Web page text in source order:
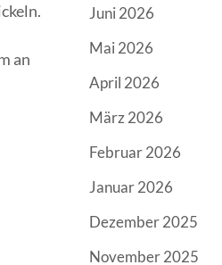
an
Juni 2026
Mai 2026
April 2026
März 2026
Februar 2026
Januar 2026
Dezember 2025
November 2025